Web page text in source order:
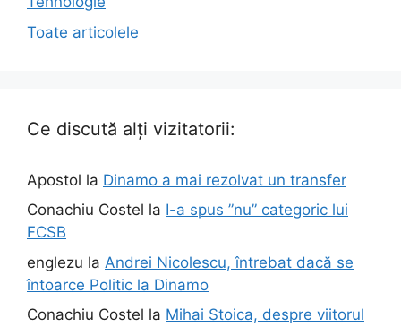
Toate articolele
Ce discută alți vizitatorii:
Apostol la Dinamo a mai rezolvat un transfer
Conachiu Costel la I-a spus ”nu” categoric lui
FCSB
englezu la Andrei Nicolescu, întrebat dacă se
întoarce Politic la Dinamo
Conachiu Costel la Mihai Stoica, despre viitorul